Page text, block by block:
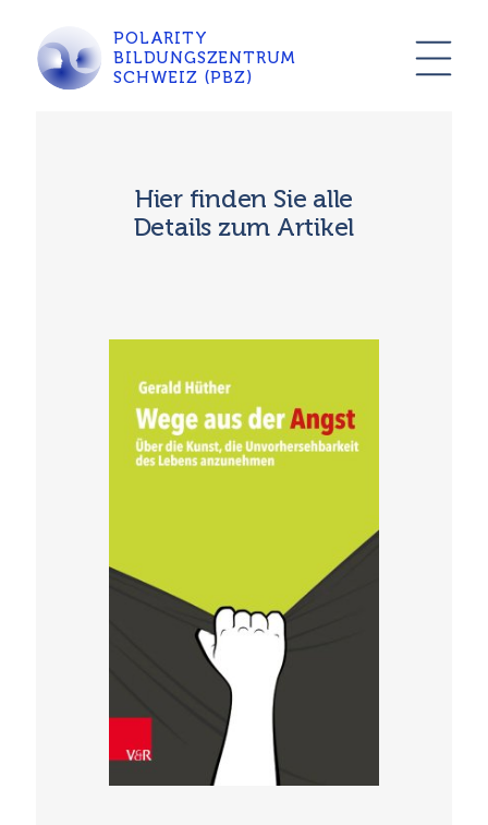
POLARITY
BILDUNGSZENTRUM
SCHWEIZ (PBZ)
Hier finden Sie alle
Details zum Artikel